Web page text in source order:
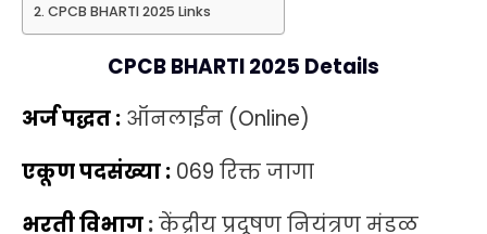
CPCB BHARTI 2025 Links
CPCB BHARTI 2025 Details
अर्ज पद्धत : ऑनलाईन (Online)
एकूण पदसंख्या : 069 रिक्त जागा
भरती विभाग:केंद्रीय प्रदूषण नियंत्रण मंडळ